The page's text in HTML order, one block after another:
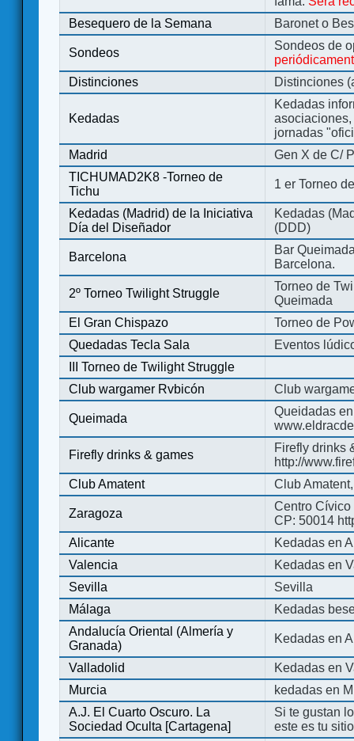
Besequero de la Semana
Baronet o
Sondeos
Sondeos de
Distinciones
Distinciones
Kedadas
Kedadas
jornadas
Madrid
Gen X de C/
TICHUMAD2K8 -Torneo de
Tichu
1 er Torneo
Kedadas (Madrid) de la Iniciativa
Día del Diseñador
Kedadas
(DDD)
Barcelona
Bar
Barcelona.
2º Torneo Twilight Struggle
Torneo de
Queimada
El Gran Chispazo
Torneo de
Quedadas Tecla Sala
Eventos
III Torneo de Twilight Struggle
Club wargamer Rvbicón
Club
Queimada
Queidadas
Firefly drinks & games
Firefly drinks
http://
Club Amatent
Club
Zaragoza
Centro Cívico
CP: 50014
Alicante
Kedadas en
Valencia
Kedadas en
Sevilla
Sevilla
Málaga
Kedadas
Andalucía Oriental (Almería y
Granada)
Kedadas en
Valladolid
Kedadas en
Murcia
kedadas en
A.J. El Cuarto Oscuro. La
Sociedad Oculta [Cartagena]
Si te gustan
este es tu